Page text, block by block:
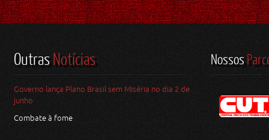
OutrasNotícias
Governo lança Plano Brasil sem Miséria no dia 2 de
junho
Combate à fome
Nossos